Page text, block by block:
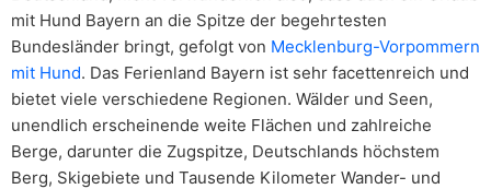
mit Hund Bayern an die Spitze der begehrtesten
Bundesländer bringt, gefolgt von Mecklenburg-Vorpommern
mit Hund. Das Ferienland Bayern ist sehr facettenreich und
bietet viele verschiedene Regionen. Wälder und Seen,
unendlich erscheinende weite Flächen und zahlreiche
Berge, darunter die Zugspitze, Deutschlands höchstem
Berg, Skigebiete und Tausende Kilometer Wander- und